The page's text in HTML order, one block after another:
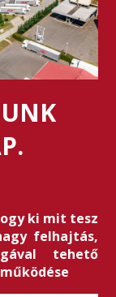
ki mit tesz
felhajtás,
tehető